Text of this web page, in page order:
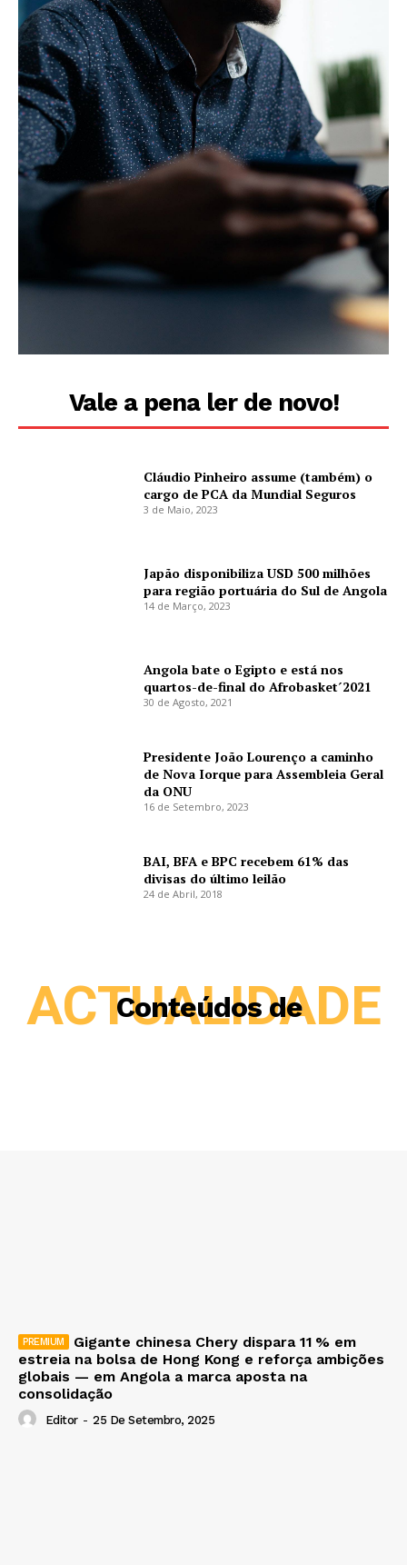
Vale a pena ler de novo!
Cláudio Pinheiro assume (também) o
cargo de PCA da Mundial Seguros
3 de Maio, 2023
Japão disponibiliza USD 500 milhões
para região portuária do Sul de Angola
14 de Março, 2023
Angola bate o Egipto e está nos
quartos-de-final do Afrobasket´2021
30 de Agosto, 2021
Presidente João Lourenço a caminho
de Nova Iorque para Assembleia Geral
da ONU
16 de Setembro, 2023
BAI, BFA e BPC recebem 61% das
divisas do último leilão
24 de Abril, 2018
Conteúdos de
ACTUALIDADE
Gigante chinesa Chery dispara 11 % em
estreia na bolsa de Hong Kong e reforça ambições
globais — em Angola a marca aposta na
consolidação
Editor - 25 De Setembro, 2025